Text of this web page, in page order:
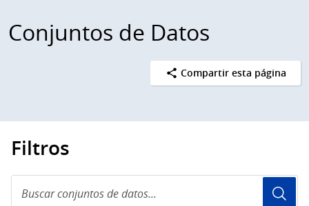
Conjuntos de Datos
Compartir esta página
Filtros
conjuntos